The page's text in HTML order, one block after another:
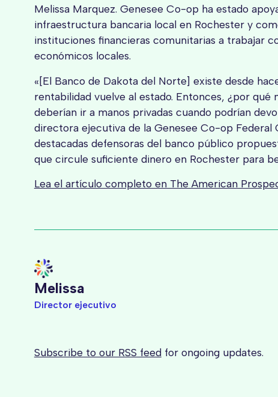
Melissa Marquez. Genesee Co-op ha estado
infraestructura bancaria local en Rochester y
instituciones financieras comunitarias a trabajar
económicos locales.
«[El Banco de Dakota del Norte] existe desde
rentabilidad vuelve al estado. Entonces, ¿por qué
deberían ir a manos privadas cuando podrían
directora ejecutiva de la Genesee Co-op Federal
destacadas defensoras del banco público
que circule suficiente dinero en Rochester para
Lea el artículo completo en The American
Melissa
Director ejecutivo
Subscribe to our RSS feedfor ongoing updates.